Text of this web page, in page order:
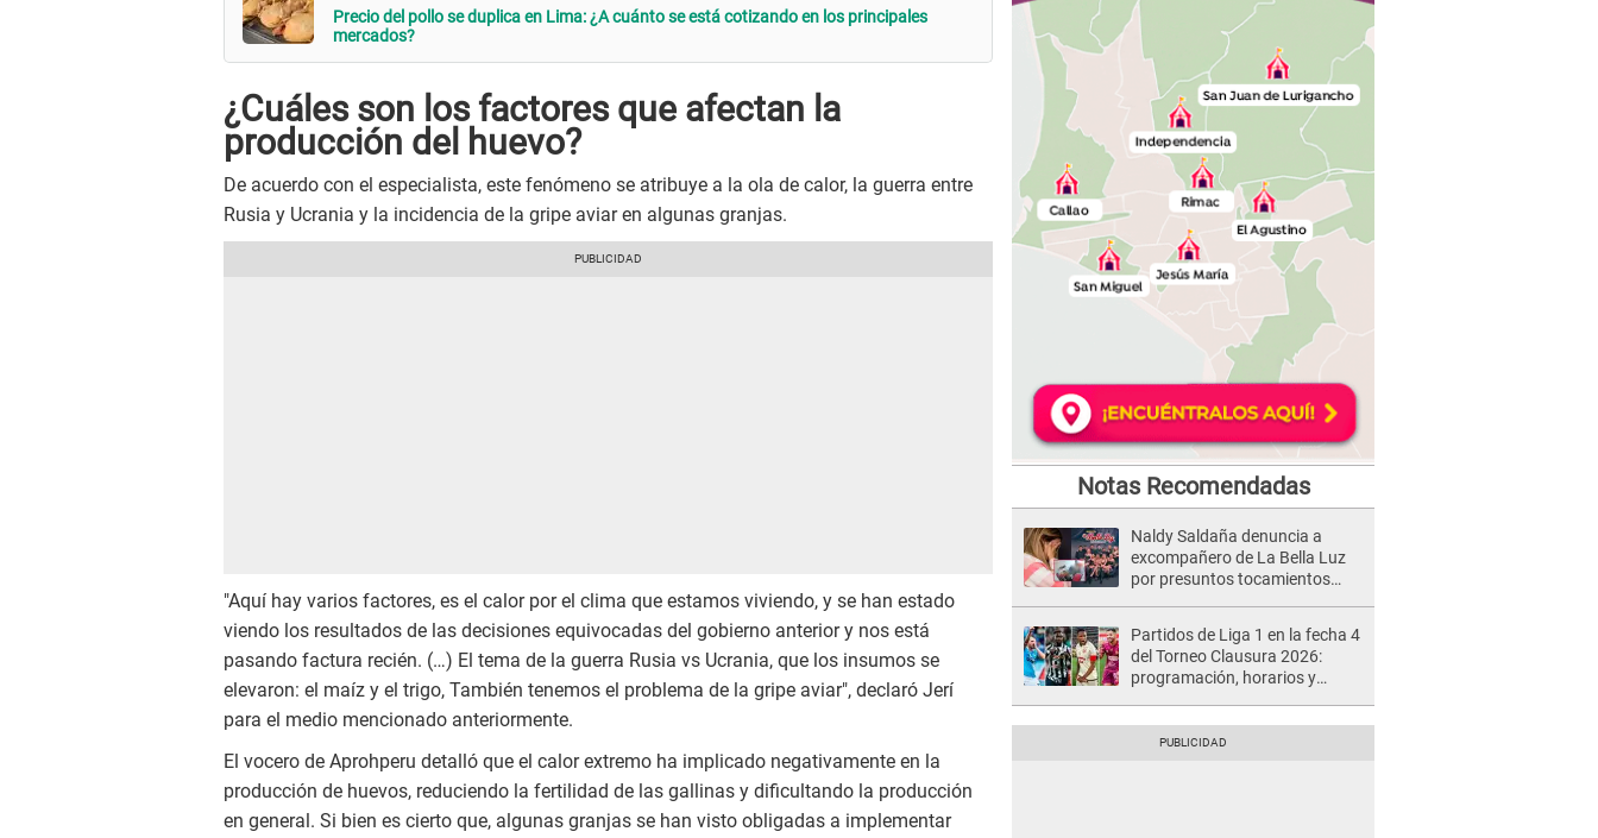
Precio del pollo se duplica en Lima: ¿A cuánto se está cotizando en los principales
mercados?
¿Cuáles son los factores que afectan la
producción del huevo?
De acuerdo con el especialista, este fenómeno se atribuye a la ola de calor, la guerra entre
Rusia y Ucrania y la incidencia de la gripe aviar en algunas granjas.
"Aquí hay varios factores, es el calor por el clima que estamos viviendo, y se han estado
viendo los resultados de las decisiones equivocadas del gobierno anterior y nos está
pasando factura recién. (…) El tema de la guerra Rusia vs Ucrania, que los insumos se
elevaron: el maíz y el trigo, También tenemos el problema de la gripe aviar", declaró Jerí
para el medio mencionado anteriormente.
El vocero de Aprohperu detalló que el calor extremo ha implicado negativamente en la
producción de huevos, reduciendo la fertilidad de las gallinas y dificultando la producción
en general. Si bien es cierto que, algunas granjas se han visto obligadas a implementar
Notas Recomendadas
Naldy Saldaña denuncia a
excompañero de La Bella Luz
por presuntos tocamientos
Partidos de Liga 1 en la fecha 4
del Torneo Clausura 2026:
programación, horarios y